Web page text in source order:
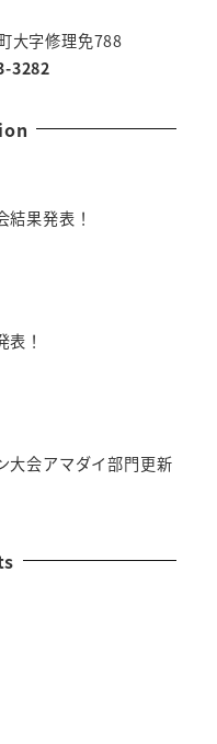
大字修理免788
3282
結果発表！
表！
大会アマダイ部門更新